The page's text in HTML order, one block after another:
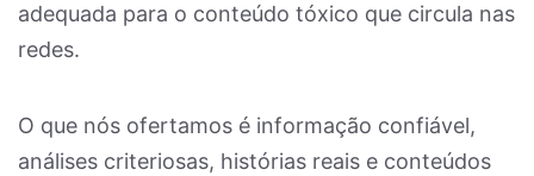
adequada para o conteúdo tóxico que circula nas
redes.
O que nós ofertamos é informação confiável,
análises criteriosas, histórias reais e conteúdos